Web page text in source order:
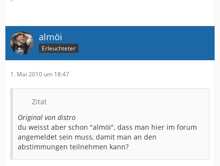
almöi
Erleuchteter
1. Mai 2010 um 18:47
Zitat
Original von distro
du weisst aber schon "almöi", dass man hier im forum
angemeldet sein muss, damit man an den
abstimmungen teilnehmen kann?